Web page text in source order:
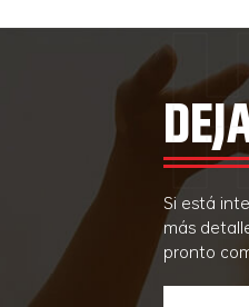
Si está
más
pronto